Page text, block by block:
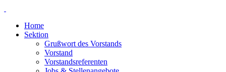
contentHome
Sektion
Grußwort des Vorstands
Vorstand
Vorstandsreferenten